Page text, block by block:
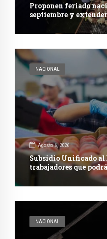
Proponen feriado
septiembre y
NACIONAL
Agosto 6, 2026
Subsidio Unificado al
trabajadores que
NACIONAL